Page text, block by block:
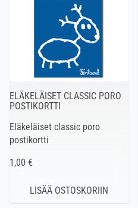
ELÄKELÄISET CLASSIC PORO
POSTIKORTTI
Eläkeläiset classic poro
postikortti
1,00 €